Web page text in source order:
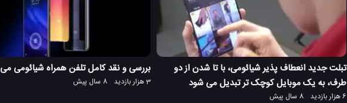
تبلت جدید انعطاف پذیر شیائومی، با تا شدن از دو
طرف، به یک موبایل کوچک تر تبدیل می شود
6 هزار بازدید 8 سال پیش
بررسی و نقد کامل تلفن همراه شیائومی می 8 پرو
3 هزار بازدید 8 سال پیش